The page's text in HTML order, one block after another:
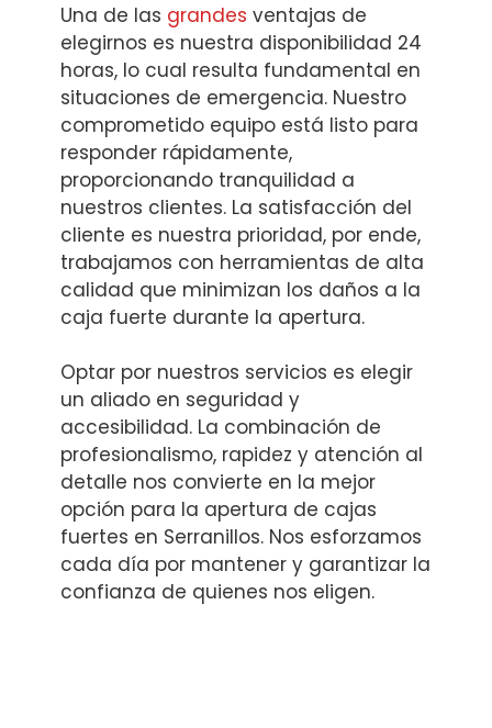
Una de las grandes ventajas de
elegirnos es nuestra disponibilidad 24
horas, lo cual resulta fundamental en
situaciones de emergencia. Nuestro
comprometido equipo está listo para
responder rápidamente,
proporcionando tranquilidad a
nuestros clientes. La satisfacción del
cliente es nuestra prioridad, por ende,
trabajamos con herramientas de alta
calidad que minimizan los daños a la
caja fuerte durante la apertura.
Optar por nuestros servicios es elegir
un aliado en seguridad y
accesibilidad. La combinación de
profesionalismo, rapidez y atención al
detalle nos convierte en la mejor
opción para la apertura de cajas
fuertes en Serranillos. Nos esforzamos
cada día por mantener y garantizar la
confianza de quienes nos eligen.